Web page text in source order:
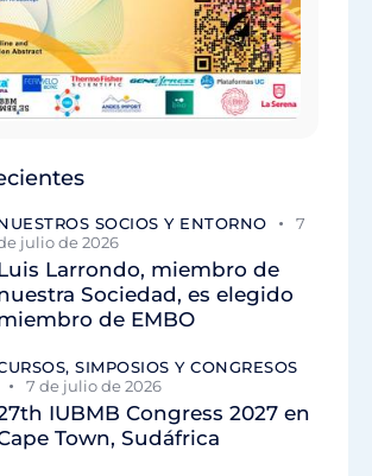
SOCIOS Y ENTORNO
7
julio de 2026
Larrondo, miembro de
Sociedad, es elegido
de EMBO
SIMPOSIOS Y CONGRESOS
7 de julio de 2026
IUBMB Congress 2027 en
Town, Sudáfrica